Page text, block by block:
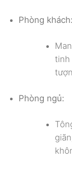
Phòng khách:
tinh
Phòng ngủ: